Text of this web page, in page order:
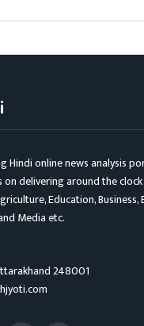
Hindi online news analysis
on delivering around the
Education,
Media etc.
248001